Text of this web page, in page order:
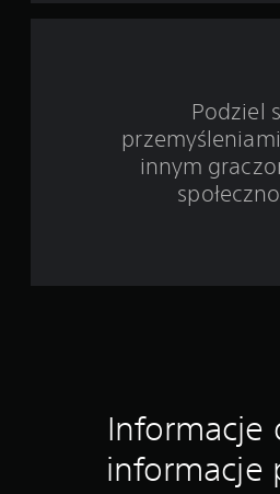
Podziel
innym
Informacje
informacje